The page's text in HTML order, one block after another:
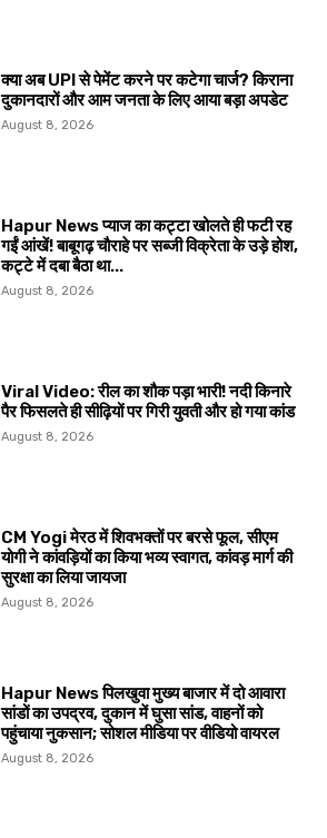
क्या अब UPI से पेमेंट करने पर कटेगा चार्ज? किराना
दुकानदारों और आम जनता के लिए आया बड़ा अपडेट
August 8, 2026
Hapur News प्याज का कट्टा खोलते ही फटी रह
गईं आंखें! बाबूगढ़ चौराहे पर सब्जी विक्रेता के उड़े होश,
कट्टे में दबा बैठा था...
August 8, 2026
Viral Video: रील का शौक पड़ा भारी! नदी किनारे
पैर फिसलते ही सीढ़ियों पर गिरी युवती और हो गया कांड
August 8, 2026
CM Yogi मेरठ में शिवभक्तों पर बरसे फूल, सीएम
योगी ने कांवड़ियों का किया भव्य स्वागत, कांवड़ मार्ग की
सुरक्षा का लिया जायजा
August 8, 2026
Hapur News पिलखुवा मुख्य बाजार में दो आवारा
सांडों का उपद्रव, दुकान में घुसा सांड, वाहनों को
पहुंचाया नुकसान; सोशल मीडिया पर वीडियो वायरल
August 8, 2026